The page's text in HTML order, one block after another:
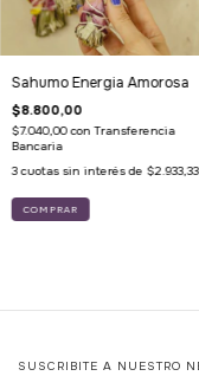
Sahumo Energia Amorosa
$8.800,00
$7.040,00con Transferencia
Bancaria
3 cuotas sin interés de $2.933,33
SUSCRIBITE A NUESTRO